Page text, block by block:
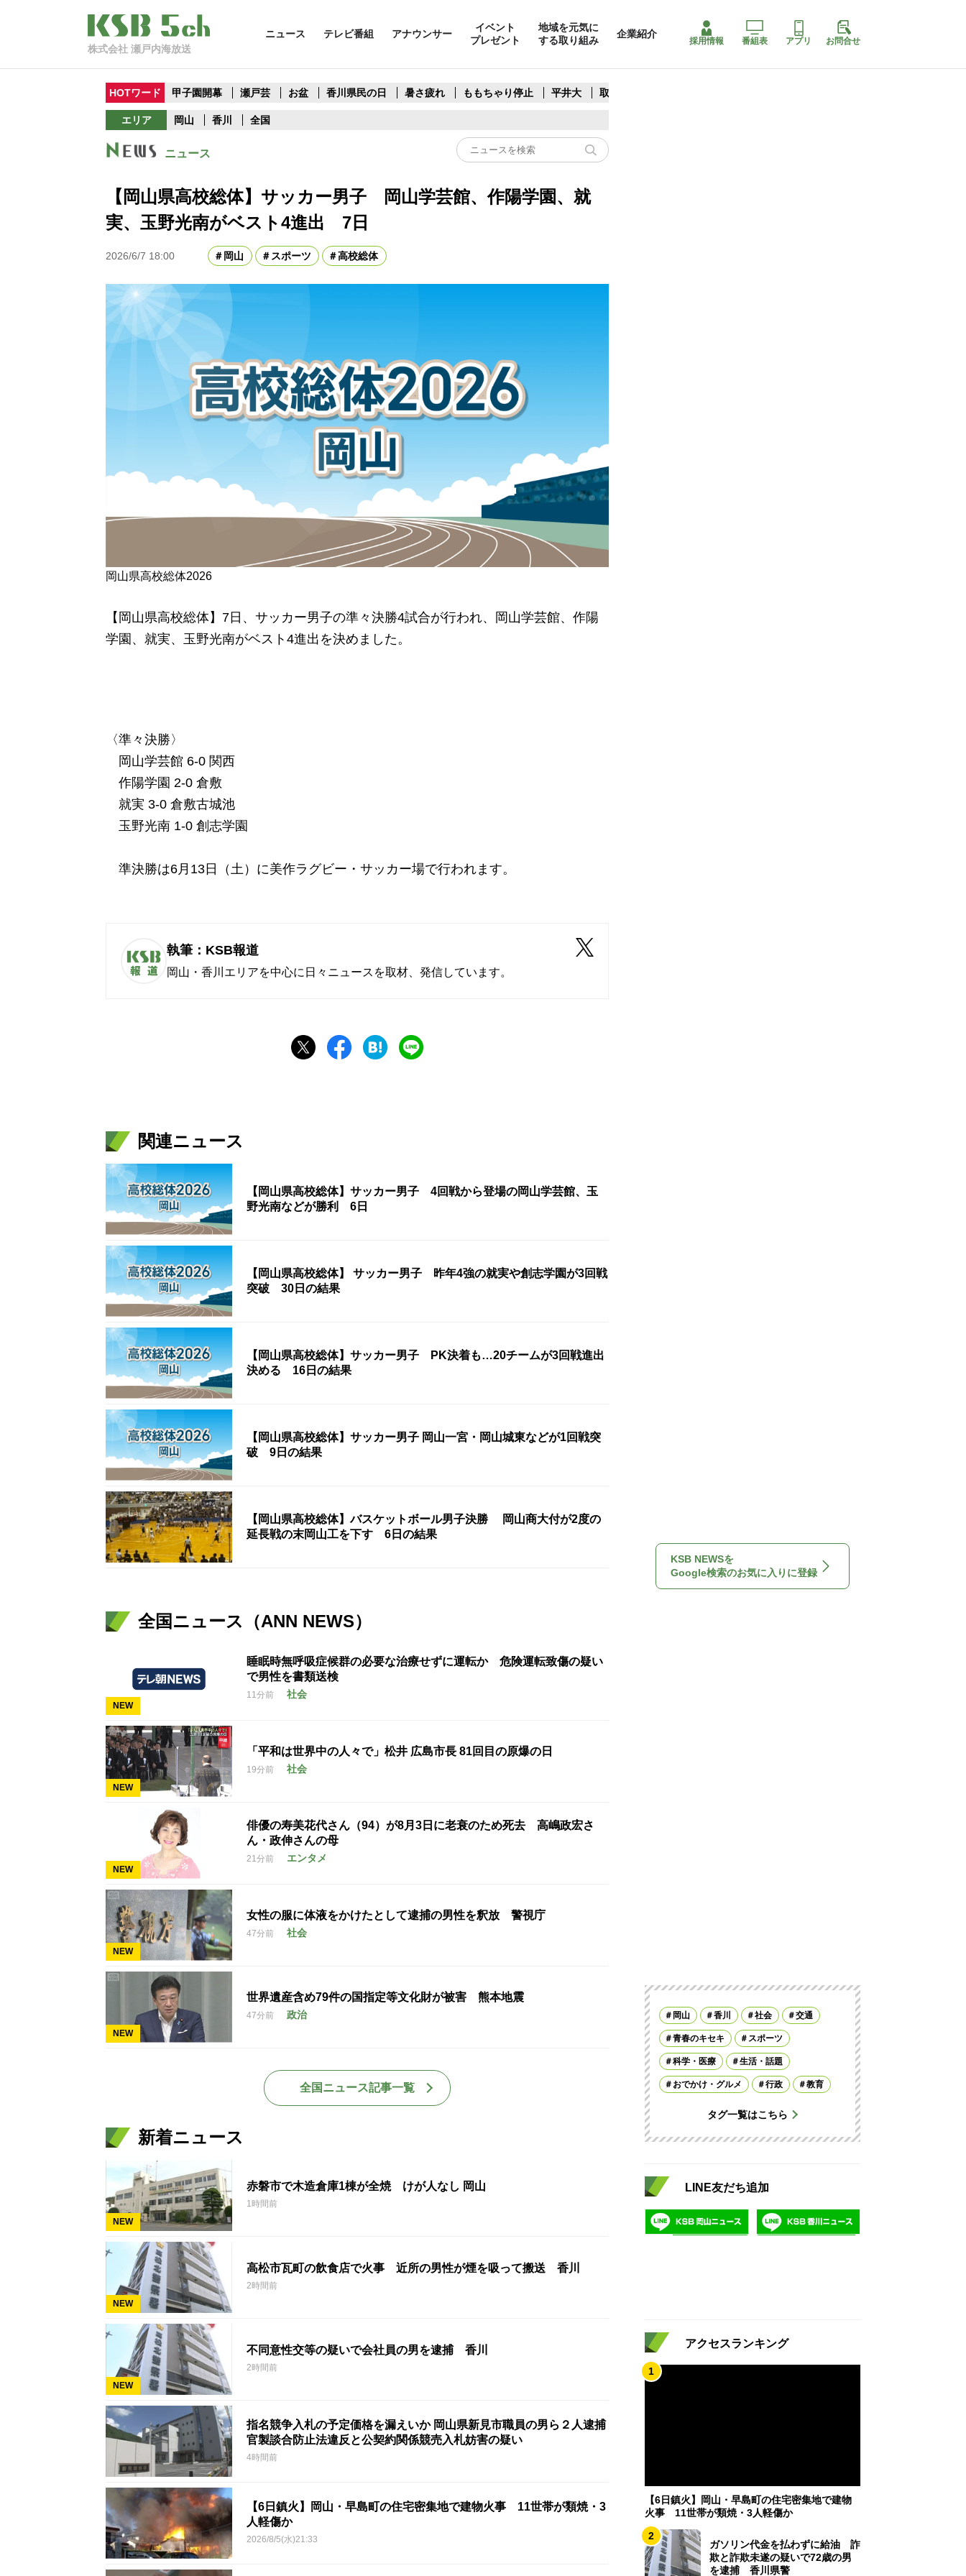
株式会社 瀬戸内海放送
ニュース テレビ番組 アナウンサー
イベント
プレゼント
地域を元気に
する取り組み
企業紹介
採用情報 番組表 アプリ お問合せ
HOTワード 甲子園開幕 瀬戸芸 お盆 香川県民の日 暑さ疲れ ももちゃり停止 平井大 取水制限
エリア 岡山 香川 全国
ニュース
【岡山県高校総体】サッカー男子 岡山学芸館、作陽学園、就
実、玉野光南がベスト4進出 7日
2026/6/7 18:00 岡山 スポーツ 高校総体
岡山県高校総体2026
【岡山県高校総体】7日、サッカー男子の準々決勝4試合が行われ、岡山学芸館、作陽
学園、就実、玉野光南がベスト4進出を決めました。
〈準々決勝〉
岡山学芸館 6-0 関西
作陽学園 2-0 倉敷
就実 3-0 倉敷古城池
玉野光南 1-0 創志学園
準決勝は6月13日（土）に美作ラグビー・サッカー場で行われます。
執筆：KSB報道
岡山・香川エリアを中心に日々ニュースを取材、発信しています。
関連ニュース
【岡山県高校総体】サッカー男子 4回戦から登場の岡山学芸館、玉
野光南などが勝利 6日
【岡山県高校総体】 サッカー男子 昨年4強の就実や創志学園が3回戦
突破 30日の結果
【岡山県高校総体】サッカー男子 PK決着も…20チームが3回戦進出
決める 16日の結果
【岡山県高校総体】サッカー男子 岡山一宮・岡山城東などが1回戦突
破 9日の結果
【岡山県高校総体】バスケットボール男子決勝 岡山商大付が2度の
延長戦の末岡山工を下す 6日の結果
全国ニュース（ANN NEWS）
NEW
睡眠時無呼吸症候群の必要な治療せずに運転か 危険運転致傷の疑い
で男性を書類送検
11分前 社会
NEW
「平和は世界中の人々で」松井 広島市長 81回目の原爆の日
19分前 社会
NEW
俳優の寿美花代さん（94）が8月3日に老衰のため死去 高嶋政宏さ
ん・政伸さんの母
21分前 エンタメ
NEW
女性の服に体液をかけたとして逮捕の男性を釈放 警視庁
47分前 社会
NEW
世界遺産含め79件の国指定等文化財が被害 熊本地震
47分前 政治
全国ニュース記事一覧
新着ニュース
NEW
赤磐市で木造倉庫1棟が全焼 けが人なし 岡山
1時間前
NEW
高松市瓦町の飲食店で火事 近所の男性が煙を吸って搬送 香川
2時間前
NEW
不同意性交等の疑いで会社員の男を逮捕 香川
2時間前
指名競争入札の予定価格を漏えいか 岡山県新見市職員の男ら２人逮捕
官製談合防止法違反と公契約関係競売入札妨害の疑い
4時間前
【6日鎮火】岡山・早島町の住宅密集地で建物火事 11世帯が類焼・3
人軽傷か
2026/8/5(水)21:33
KSB NEWSを
Google検索のお気に入りに登録
岡山 香川 社会 交通
青春のキセキ スポーツ
科学・医療 生活・話題
おでかけ・グルメ 行政 教育
タグ一覧はこちら
LINE友だち追加
アクセスランキング
1
【6日鎮火】岡山・早島町の住宅密集地で建物
火事 11世帯が類焼・3人軽傷か
2
ガソリン代金を払わずに給油 詐
欺と詐欺未遂の疑いで72歳の男
を逮捕 香川県警